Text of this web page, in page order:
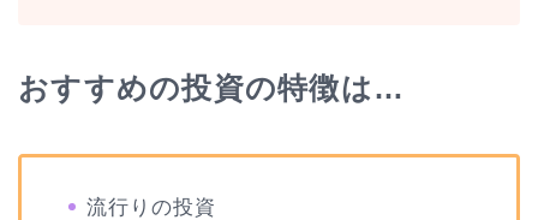
おすすめの投資の特徴は…
流行りの投資